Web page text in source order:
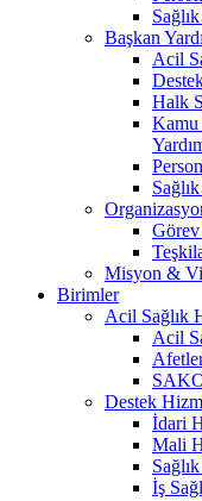
Başkan
Acil
Halk
Kamu
Görev
Misyon &
Birimler
Acil Sağlık
Acil
Destek
İdari
Mali
İş